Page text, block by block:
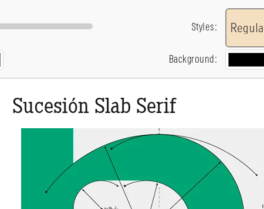
Styles:
Background:
Sucesión Slab Serif